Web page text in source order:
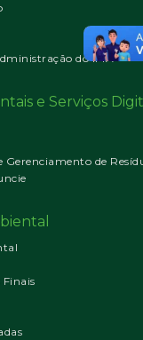
do IMA
e Serviços
Gerenciamento de
Finais